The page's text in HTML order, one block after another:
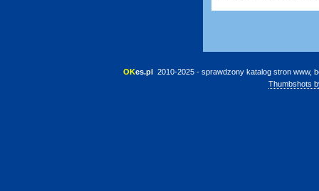
OKes.pl 2010-2025 - sprawdzony katalog stron www,
Thumbshots